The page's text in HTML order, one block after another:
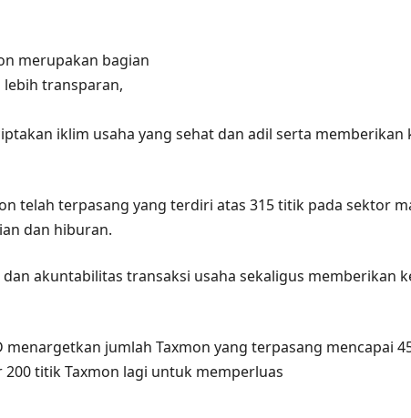
merupakan bagian
transparan,
iklim usaha yang sehat dan adil serta
telah terpasang yang terdiri atas 315 titik pada sektor
dan hiburan.
akuntabilitas transaksi usaha sekaligus memberikan
jumlah Taxmon yang terpasang mencapai
titik Taxmon lagi untuk memperluas